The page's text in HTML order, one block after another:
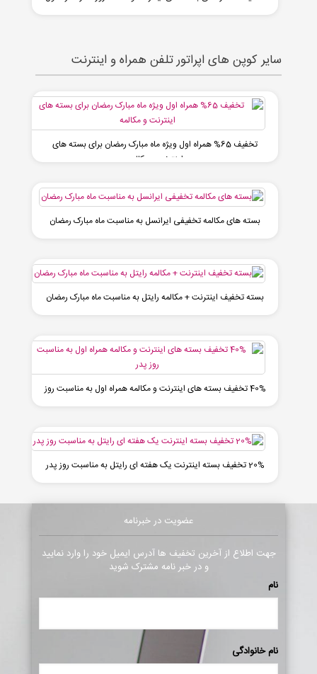
سایر کوپن های اپراتور تلفن همراه و اینترنت
تخفیف 65% همراه اول ویژه ماه مبارک رمضان برای بسته های
اینترنت و مکالمه
بسته های مکالمه تخفیفی ایرانسل به مناسبت ماه مبارک رمضان
بسته تخفیف اینترنت + مکالمه رایتل به مناسبت ماه مبارک رمضان
40% تخفیف بسته های اینترنت و مکالمه همراه اول به مناسبت روز
پدر
20% تخفیف بسته اینترنت یک هفته ای رایتل به مناسبت روز پدر
عضویت در خبرنامه
جهت اطلاع از آخرین تخفیف ها آدرس ایمیل خود را وارد نمایید
و در خبر نامه مشترک شوید
نام
نام خانوادگی